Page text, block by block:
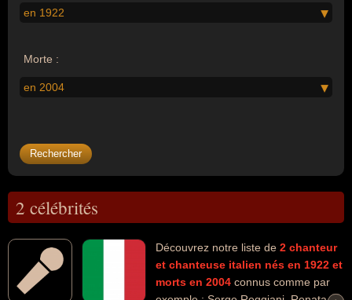
en 1922
Morte :
en 2004
2 célébrités
Découvrez notre liste de 2 chanteur
et chanteuse italien nés en 1922 et
morts en 2004 connus comme par